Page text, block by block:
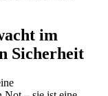
im
Sicherheit